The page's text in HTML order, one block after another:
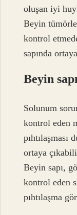
oluşan iyi
Beyin
kontrol
sapında
Beyin
Solunum
kontrol eden
pıhtılaşması
ortaya
Beyin sapı,
kontrol eden
pıhtılaşma